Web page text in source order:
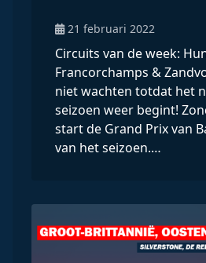
21 februari 2022
Circuits van de week:
Francorchamps &
niet wachten totdat het
seizoen weer begint!
start de Grand Prix van
van het seizoen.…